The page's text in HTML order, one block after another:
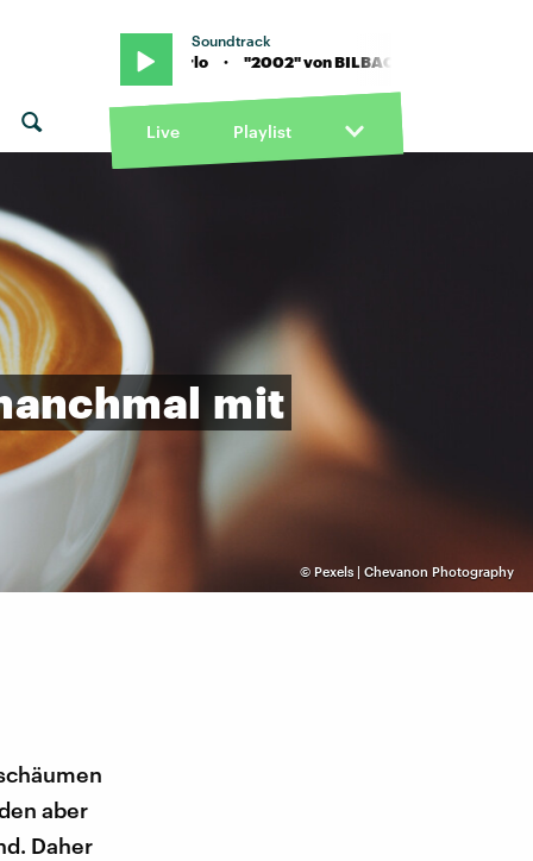
Soundtrack
Willow Parlo · "2002" von BILBAO feat. Willow Parlo · "2002"
Live Playlist
© Pexels | Chevanon Photography
mit
aber
Daher